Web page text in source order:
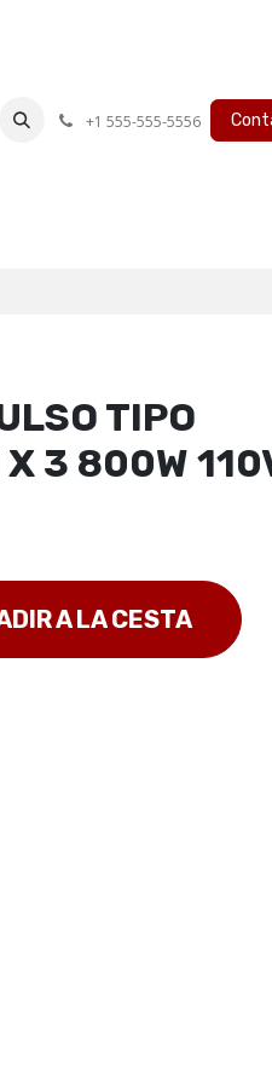
+1 555-555-5556
TIPO
3 800W
A LA CESTA